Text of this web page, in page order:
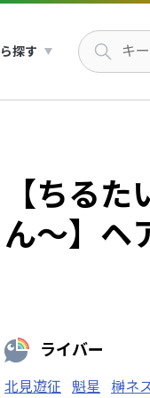
探す
【ちる
ん～】ヘ
ライバー
北見遊征 魁星 榊ネ